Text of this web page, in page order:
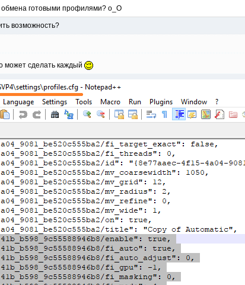
готовыми профилями? о_О
возможность?
может сделать каждый